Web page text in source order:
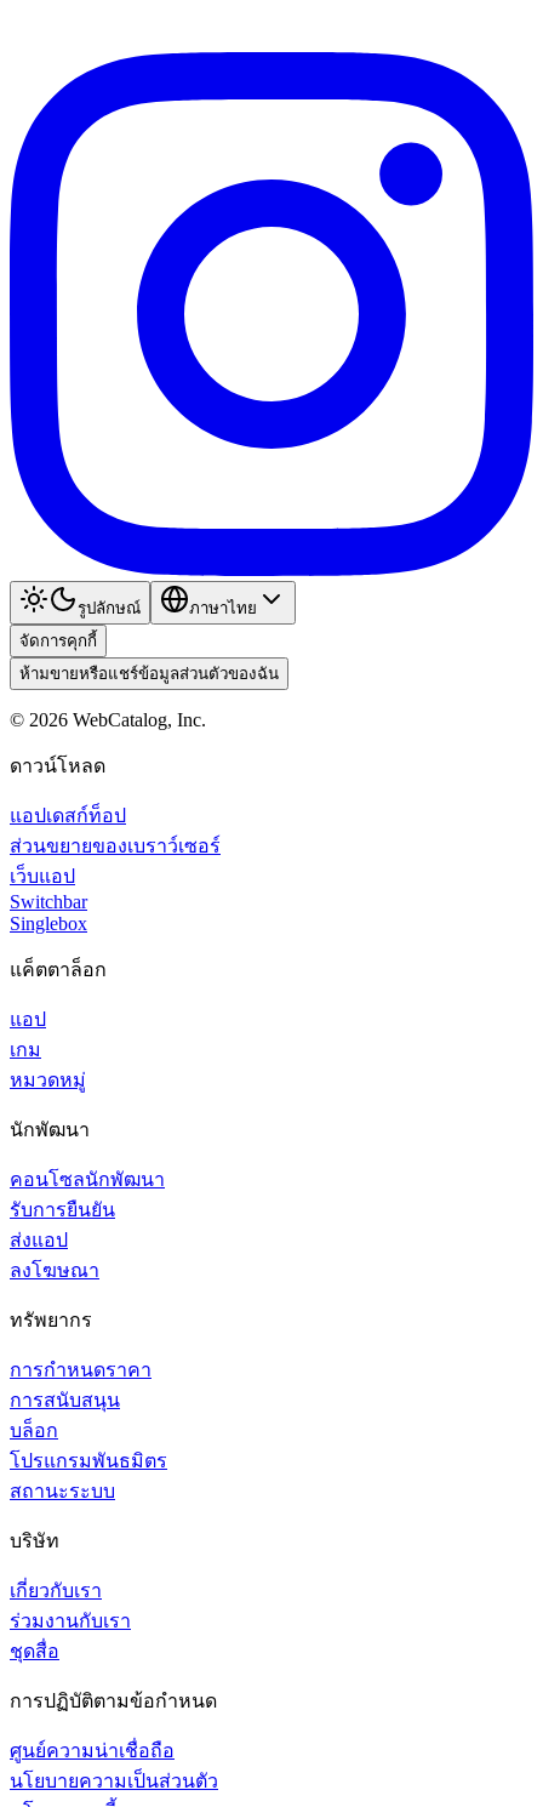
รูปลักษณ์
ภาษาไทย
จัดการคุกกี้
ห้ามขายหรือแชร์ข้อมูลส่วนตัวของฉัน
© 2026 WebCatalog, Inc.
ดาวน์โหลด
แอปเดสก์ท็อป
ส่วนขยายของเบราว์เซอร์
เว็บแอป
Switchbar
Singlebox
แค็ตตาล็อก
แอป
เกม
หมวดหมู่
นักพัฒนา
คอนโซลนักพัฒนา
รับการยืนยัน
ส่งแอป
ลงโฆษณา
ทรัพยากร
การกำหนดราคา
การสนับสนุน
บล็อก
โปรแกรมพันธมิตร
สถานะระบบ
บริษัท
เกี่ยวกับเรา
ร่วมงานกับเรา
ชุดสื่อ
การปฏิบัติตามข้อกำหนด
ศูนย์ความน่าเชื่อถือ
นโยบายความเป็นส่วนตัว